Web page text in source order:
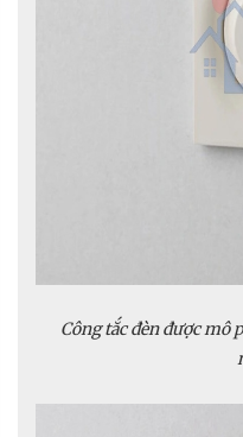
Công tắc đèn được mô